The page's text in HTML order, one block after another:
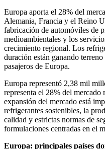
Europa aporta el 28% del
Alemania, Francia y el Reino
fabricación de automóviles de
medioambientales y los
crecimiento regional. Los
duración están ganando
pasajeros de Europa.
Europa representó 2,38 mil
representa el 28% del
expansión del mercado está
refrigerantes sostenibles, la
calidad y estrictas normas de
formulaciones centradas en el
Europa: principales países